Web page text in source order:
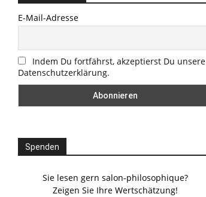
E-Mail-Adresse
Indem Du fortfährst, akzeptierst Du unsere
Datenschutzerklärung.
Spenden
Sie lesen gern salon-philosophique?
Zeigen Sie Ihre Wertschätzung!